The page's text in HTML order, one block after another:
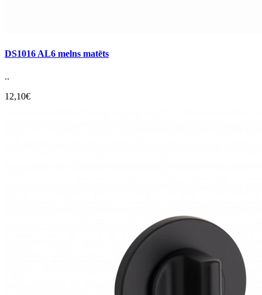
DS1016 AL6 melns matēts
..
12,10€